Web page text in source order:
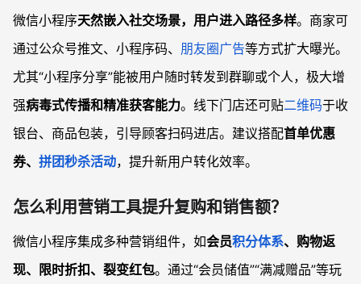
微信小程序天然嵌入社交场景，用户进入路径多样。商家可
通过公众号推文、小程序码、 朋友圈广告等方式扩大曝光。
尤其“小程序分享”能被用户随时转发到群聊或个人，极大增
强病毒式传播和精准获客能力。线下门店还可贴二维码于收
银台、商品包装，引导顾客扫码进店。建议搭配首单优惠
券、 拼团秒杀活动，提升新用户转化效率。
怎么利用营销工具提升复购和销售额？
微信小程序集成多种营销组件，如会员积分体系、购物返
现、限时折扣、裂变红包。通过“会员储值”“满减赠品”等玩